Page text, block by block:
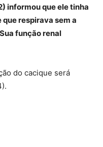
informou que ele tinha
respirava sem a
função renal
do cacique será